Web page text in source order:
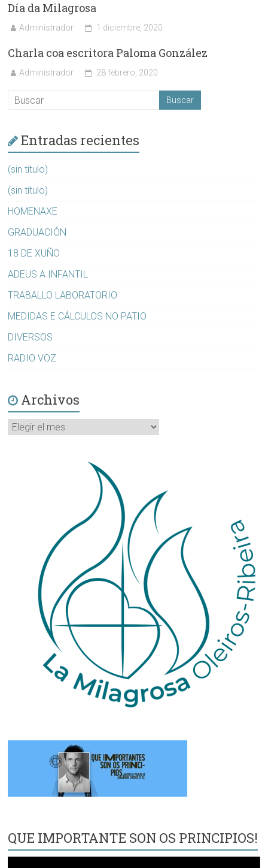
Día da Milagrosa
Administrador 1 diciembre, 2020
Charla coa escritora Paloma González
Administrador 28 febrero, 2020
Entradas recientes
(sin título)
(sin título)
HOMENAXE
GRADUACIÓN
18 DE XUÑO
ADEUS A INFANTIL
TRABALLO LABORATORIO
MEDIDAS E CÁLCULOS NO PATIO
DIVERSOS
RADIO VOZ
Archivos
Archivos
QUE IMPORTANTE SON OS PRINCIPIOS!